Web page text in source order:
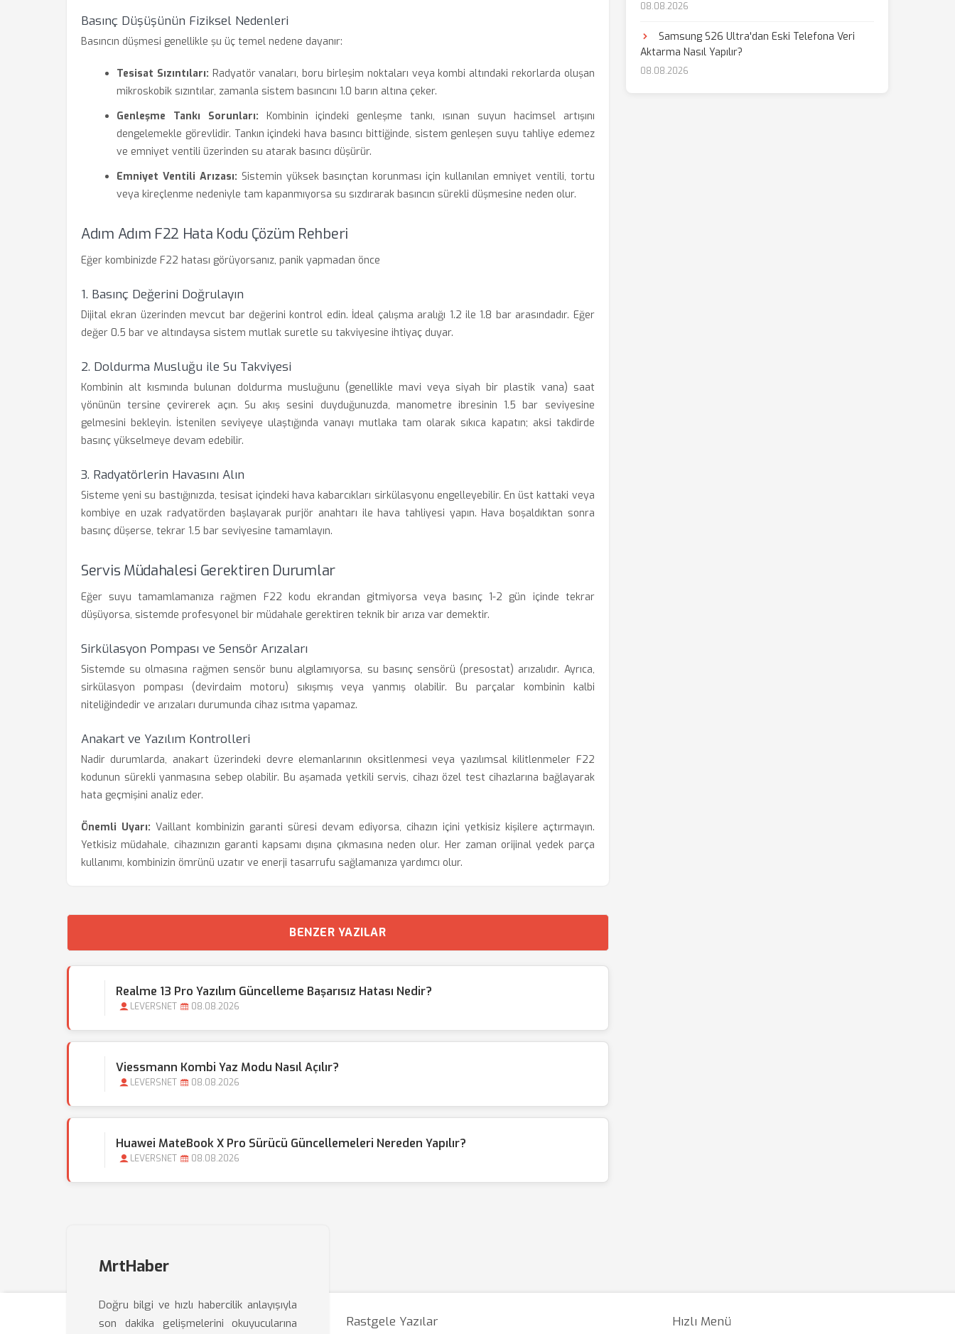
Basınç Düşüşünün Fiziksel Nedenleri
Basıncın düşmesi genellikle şu üç temel nedene dayanır:
Tesisat Sızıntıları: Radyatör vanaları, boru birleşim noktaları veya kombi altındaki rekorlarda oluşan
mikroskobik sızıntılar, zamanla sistem basıncını 1.0 barın altına çeker.
Genleşme Tankı Sorunları: Kombinin içindeki genleşme tankı, ısınan suyun hacimsel artışını
dengelemekle görevlidir. Tankın içindeki hava basıncı bittiğinde, sistem genleşen suyu tahliye edemez
ve emniyet ventili üzerinden su atarak basıncı düşürür.
Emniyet Ventili Arızası: Sistemin yüksek basınçtan korunması için kullanılan emniyet ventili, tortu
veya kireçlenme nedeniyle tam kapanmıyorsa su sızdırarak basıncın sürekli düşmesine neden olur.
Adım Adım F22 Hata Kodu Çözüm Rehberi
Eğer kombinizde F22 hatası görüyorsanız, panik yapmadan önce
1. Basınç Değerini Doğrulayın
Dijital ekran üzerinden mevcut bar değerini kontrol edin. İdeal çalışma aralığı 1.2 ile 1.8 bar arasındadır. Eğer
değer 0.5 bar ve altındaysa sistem mutlak suretle su takviyesine ihtiyaç duyar.
2. Doldurma Musluğu ile Su Takviyesi
Kombinin alt kısmında bulunan doldurma musluğunu (genellikle mavi veya siyah bir plastik vana) saat
yönünün tersine çevirerek açın. Su akış sesini duyduğunuzda, manometre ibresinin 1.5 bar seviyesine
gelmesini bekleyin. İstenilen seviyeye ulaştığında vanayı mutlaka tam olarak sıkıca kapatın; aksi takdirde
basınç yükselmeye devam edebilir.
3. Radyatörlerin Havasını Alın
Sisteme yeni su bastığınızda, tesisat içindeki hava kabarcıkları sirkülasyonu engelleyebilir. En üst kattaki veya
kombiye en uzak radyatörden başlayarak purjör anahtarı ile hava tahliyesi yapın. Hava boşaldıktan sonra
basınç düşerse, tekrar 1.5 bar seviyesine tamamlayın.
Servis Müdahalesi Gerektiren Durumlar
Eğer suyu tamamlamanıza rağmen F22 kodu ekrandan gitmiyorsa veya basınç 1-2 gün içinde tekrar
düşüyorsa, sistemde profesyonel bir müdahale gerektiren teknik bir arıza var demektir.
Sirkülasyon Pompası ve Sensör Arızaları
Sistemde su olmasına rağmen sensör bunu algılamıyorsa, su basınç sensörü (presostat) arızalıdır. Ayrıca,
sirkülasyon pompası (devirdaim motoru) sıkışmış veya yanmış olabilir. Bu parçalar kombinin kalbi
niteliğindedir ve arızaları durumunda cihaz ısıtma yapamaz.
Anakart ve Yazılım Kontrolleri
Nadir durumlarda, anakart üzerindeki devre elemanlarının oksitlenmesi veya yazılımsal kilitlenmeler F22
kodunun sürekli yanmasına sebep olabilir. Bu aşamada yetkili servis, cihazı özel test cihazlarına bağlayarak
hata geçmişini analiz eder.
Önemli Uyarı: Vaillant kombinizin garanti süresi devam ediyorsa, cihazın içini yetkisiz kişilere açtırmayın.
Yetkisiz müdahale, cihazınızın garanti kapsamı dışına çıkmasına neden olur. Her zaman orijinal yedek parça
kullanımı, kombinizin ömrünü uzatır ve enerji tasarrufu sağlamanıza yardımcı olur.
BENZER YAZILAR
Realme 13 Pro Yazılım Güncelleme Başarısız Hatası Nedir?
LEVERSNET 08.08.2026
Viessmann Kombi Yaz Modu Nasıl Açılır?
LEVERSNET 08.08.2026
Huawei MateBook X Pro Sürücü Güncellemeleri Nereden Yapılır?
LEVERSNET 08.08.2026
08.08.2026
Samsung S26 Ultra'dan Eski Telefona Veri
Aktarma Nasıl Yapılır?
08.08.2026
MrtHaber
Doğru bilgi ve hızlı habercilik anlayışıyla
son dakika gelişmelerini okuyucularına
Rastgele Yazılar Hızlı Menü